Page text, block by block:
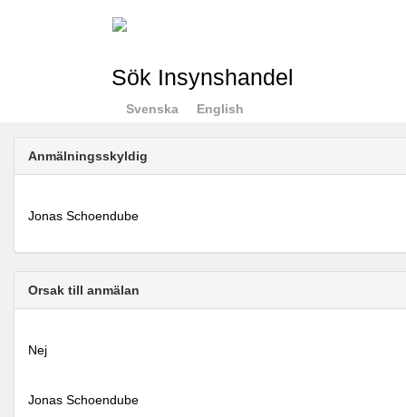
Sök Insynshandel
Svenska English
Anmälningsskyldig
Jonas Schoendube
Orsak till anmälan
Nej
Jonas Schoendube